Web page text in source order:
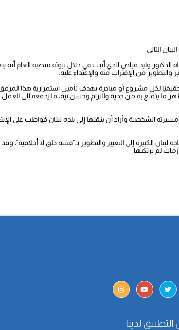
التالي
الدكتور وليد فياض الذي أثبت في خلال تبوئه منصبه العام
من الإقتراب منه والإعتداء عليه.
لكل مشروع أو مبادرة بهدف تأمين استمرارية هذا
ما يتمتع به من جدية والتزام وحسن نية، ما يدفعه إلى
الشخصية وأراد أن ينقلها إلى بلده لبنان فواظب على
الكبيرة إلى التغيير والتطوير بـ"فشة خلق لا أخلاقية"،
لم يرتكبها.
لدينا